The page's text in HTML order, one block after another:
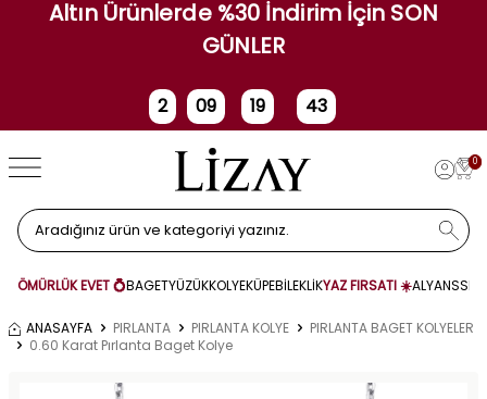
Altın Ürünlerde %30 İndirim İçin SON
GÜNLER
2
Gün
09
Saat
19 43
0
ÖMÜRLÜK EVET 💍BAGETYÜZÜKKOLYEKÜPEBİLEKLİKYAZ FIRSATI ☀️ALYANS
ANASAYFA PIRLANTA PIRLANTA KOLYE
PIRLANTA BAGET KOLYELER
0.60 Karat Pırlanta Baget Kolye